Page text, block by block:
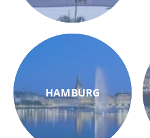
HAMBURG